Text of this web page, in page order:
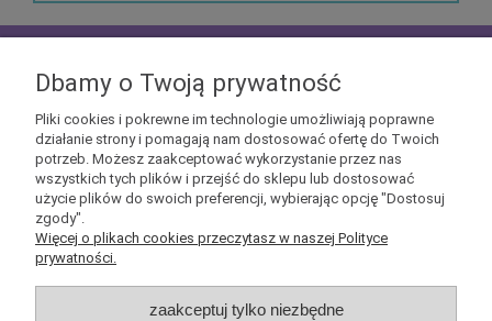
otrzymać kupony rabatowe na geekowe itemy
Dbamy o Twoją prywatność
Pliki cookies i pokrewne im technologie umożliwiają poprawne
działanie strony i pomagają nam dostosować ofertę do Twoich
potrzeb. Możesz zaakceptować wykorzystanie przez nas
wszystkich tych plików i przejść do sklepu lub dostosować
użycie plików do swoich preferencji, wybierając opcję "Dostosuj
zgody".
Więcej o plikach cookies przeczytasz w naszej Polityce
prywatności.
zaakceptuj tylko niezbędne